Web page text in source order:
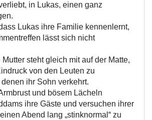
in Lukas, einen ganz
Lukas ihre Familie kennenlernt,
lässt sich nicht
Mutter steht gleich mit auf der Matte,
von den Leuten zu
ihr Sohn verkehrt.
und bösem Lächeln
ihre Gäste und versuchen ihrer
Abend lang „stinknormal“ zu